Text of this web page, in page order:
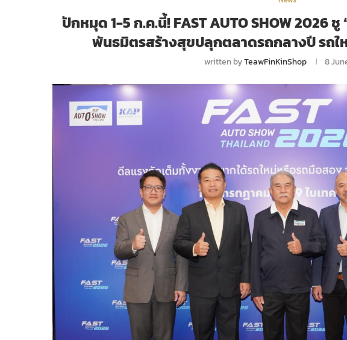
ปักหมุด 1-5 ก.ค.นี้! FAST AUTO SHOW 2026
พันธมิตรสร้างสุขปลุกตลาดรถกลางปี รถใ
written byTeawFinKinShop 8